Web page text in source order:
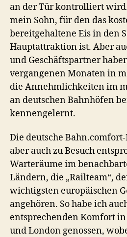
an der Tür kontrolliert
mein Sohn, für den das
bereitgehaltene Eis in den
Hauptattraktion ist. Aber
und Geschäftspartner
vergangenen Monaten in
die Annehmlichkeiten im
an deutschen Bahnhöfen
kennengelernt.
Die deutsche
aber auch zu Besuch
Warteräume im
Ländern, die „Railteam“,
wichtigsten europäischen
angehören. So habe ich
entsprechenden Komfort
und London genossen,